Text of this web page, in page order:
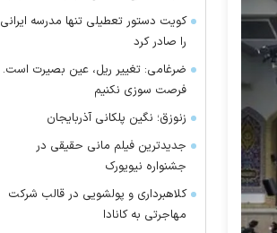
کویت دستور تعطیلی تنها مدرسه ایرانی
را صادر کرد
ضرغامی: تغییر ریل، عین بصیرت است.
فرصت سوزی نکنیم
زنوزق؛ نگین پلکانی آذربایجان
جدیدترین فیلم مانی حقیقی در
جشنواره نیویورک
کلاهبرداری و پولشویی در قالب شرکت
مهاجرتی به کانادا